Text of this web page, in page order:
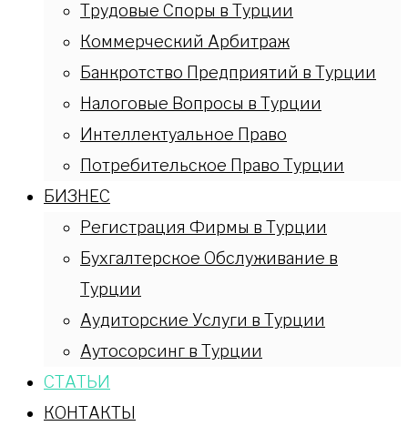
Трудовые Споры в Турции
Коммерческий Арбитраж
Банкротство Предприятий в Турции
Налоговые Вопросы в Турции
Интеллектуальное Право
Потребительское Право Турции
БИЗНЕС
Регистрация Фирмы в Турции
Бухгалтерское Обслуживание в
Турции
Аудиторские Услуги в Турции
Аутосорсинг в Турции
СТАТЬИ
КОНТАКТЫ